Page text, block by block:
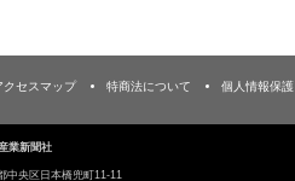
クセスマップ 特商法について 個人情報保護
業新聞社
央区日本橋兜町11-11